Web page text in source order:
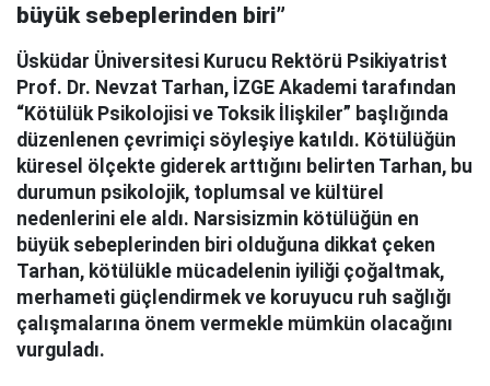
büyük sebeplerinden biri”
Üsküdar Üniversitesi Kurucu Rektörü Psikiyatrist
Prof. Dr. Nevzat Tarhan, İZGE Akademi tarafından
“Kötülük Psikolojisi ve Toksik İlişkiler” başlığında
düzenlenen çevrimiçi söyleşiye katıldı. Kötülüğün
küresel ölçekte giderek arttığını belirten Tarhan, bu
durumun psikolojik, toplumsal ve kültürel
nedenlerini ele aldı. Narsisizmin kötülüğün en
büyük sebeplerinden biri olduğuna dikkat çeken
Tarhan, kötülükle mücadelenin iyiliği çoğaltmak,
merhameti güçlendirmek ve koruyucu ruh sağlığı
çalışmalarına önem vermekle mümkün olacağını
vurguladı.